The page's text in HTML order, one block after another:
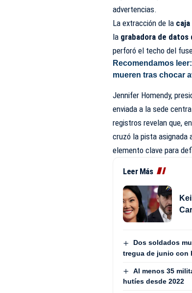
advertencias.
La extracción de la
la grabadora de datos
perforó el techo del
Recomendamos leer:
mueren tras chocar
Jennifer Homendy,
enviada a la sede
registros revelan que,
cruzó la pista asignada
elemento clave para
Leer Más
Dos soldados
tregua de junio con
Al menos 35
hutíes desde 2022